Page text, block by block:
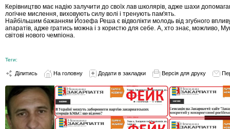
Керівництво має надію залучити до своїх лав школярів, адже шахи
логічне мислення, виховують силу волі і тренують пам'ять.
Найбільшим бажанням Йозефа Реша є відволікти молодь від згубного
апаратів, адже гратись можна і з користю для себе. А, хто знає, можливо,
світові нового чемпіона.
Теги:
Ділитись На головну Додати в закладки Версія для друку